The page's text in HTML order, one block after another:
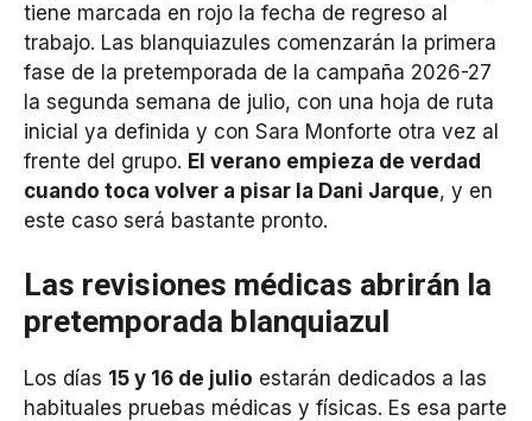
tiene marcada en rojo la fecha de regreso al
trabajo. Las blanquiazules comenzarán la primera
fase de la pretemporada de la campaña 2026-27
la segunda semana de julio, con una hoja de ruta
inicial ya definida y con Sara Monforte otra vez al
frente del grupo. El verano empieza de verdad
cuando toca volver a pisar la Dani Jarque, y en
este caso será bastante pronto.
Las revisiones médicas abrirán la
pretemporada blanquiazul
Los días 15 y 16 de julio estarán dedicados a las
habituales pruebas médicas y físicas. Es esa parte